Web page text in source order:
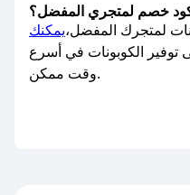
كود خصم لمتجري المفضل؟
لمتجرك المفضل،يمكنك
الكوبونات في أسرع
وقت ممكن.